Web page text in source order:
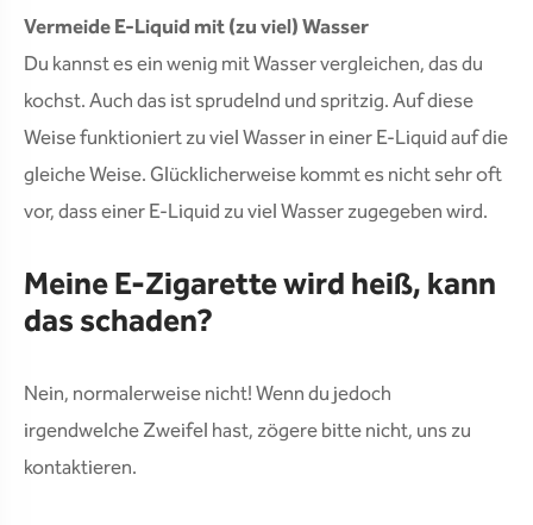
Vermeide E-Liquid mit (zu viel) Wasser
Du kannst es ein wenig mit Wasser vergleichen, das du
kochst. Auch das ist sprudelnd und spritzig. Auf diese
Weise funktioniert zu viel Wasser in einer E-Liquid auf die
gleiche Weise. Glücklicherweise kommt es nicht sehr oft
vor, dass einer E-Liquid zu viel Wasser zugegeben wird.
Meine E-Zigarette wird heiß, kann
das schaden?
Nein, normalerweise nicht! Wenn du jedoch
irgendwelche Zweifel hast, zögere bitte nicht, uns zu
kontaktieren.